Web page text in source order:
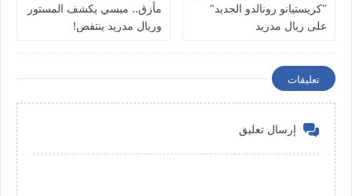
"كريستيانو رونالدو الجديد"
على ريال مدريد
مأزق.. ميسي يكشف المستور
وريال مدريد ينتفض!
تعليقات
إرسال تعليق